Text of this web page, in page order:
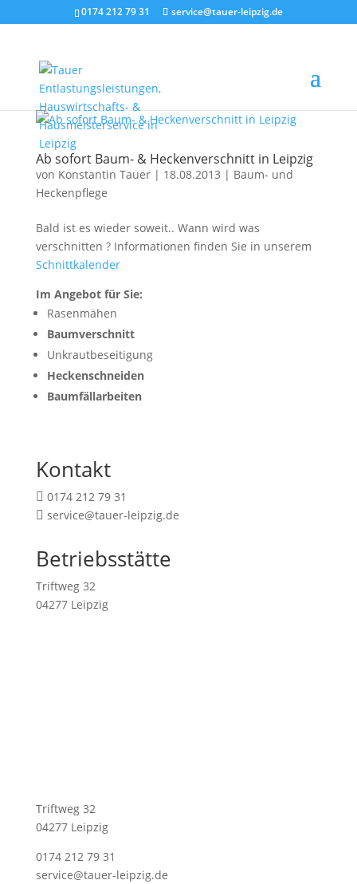
0174 212 79 31 service@tauer-leipzig.de
Ab sofort Baum- & Heckenverschnitt in Leipzig
von Konstantin Tauer| 18.08.2013 | Baum- und
Heckenpflege
Bald ist es wieder soweit.. Wann wird was
verschnitten ? Informationen finden Sie in unserem
Schnittkalender
Im Angebot für Sie:
Rasenmähen
Baumverschnitt
Unkrautbeseitigung
Heckenschneiden
Baumfällarbeiten
Kontakt
 0174 212 79 31
 service@tauer-leipzig.de
Betriebsstätte
Triftweg 32
04277 Leipzig
Triftweg 32
04277 Leipzig
0174 212 79 31
service@tauer-leipzig.de